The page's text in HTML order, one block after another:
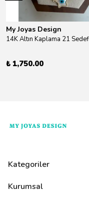
My Joyas Design
₺ 1,750.00
Kategoriler
Kurumsal